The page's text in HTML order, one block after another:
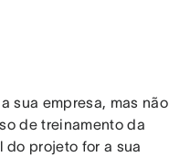
sua empresa, mas não
de treinamento da
do projeto for a sua